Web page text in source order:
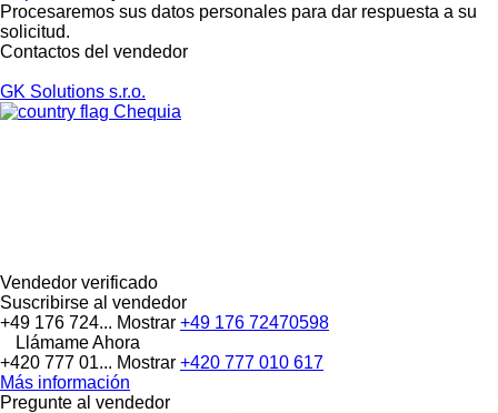
Procesaremos sus datos personales para dar respuesta a su
solicitud.
Contactos del vendedor
GK Solutions s.r.o.
Chequia
Vendedor verificado
Suscribirse al vendedor
+49 176 724... Mostrar +49 176 72470598
Llámame Ahora
+420 777 01... Mostrar +420 777 010 617
Más información
Pregunte al vendedor